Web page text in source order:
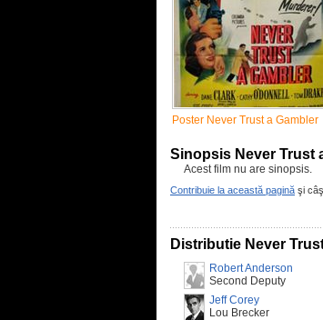
Poster Never Trust a Gambler
Sinopsis Never Trust
Acest film nu are sinopsis.
Contribuie la această pagină şi
Distributie Never
Robert Anderson
Second Deputy
Jeff Corey
Lou Brecker